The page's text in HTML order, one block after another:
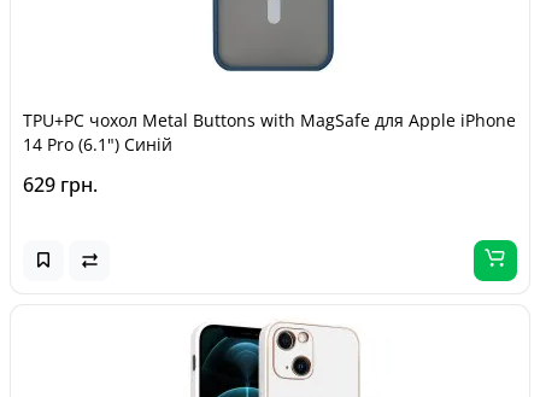
TPU+PC чохол Metal Buttons with MagSafe для Apple iPhone
14 Pro (6.1") Синій
629 грн.